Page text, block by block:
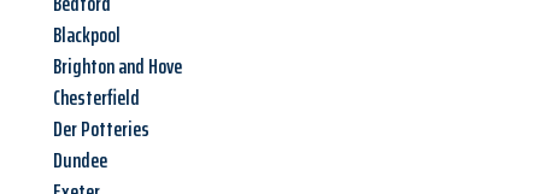
Blackpool
Brighton and Hove
Chesterfield
Der Potteries
Dundee